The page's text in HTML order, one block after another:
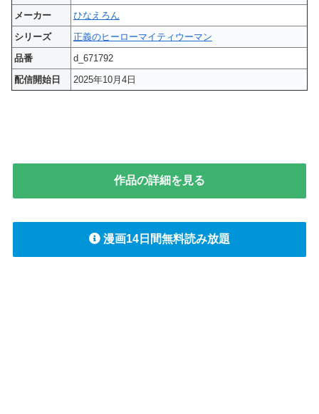
メーカー
ひなえろん
シリーズ
正義のヒーローマイティウーマン
品番
d_671792
配信開始日
2025年10月4日
作品の詳細を見る
漫画14日間無料読み放題